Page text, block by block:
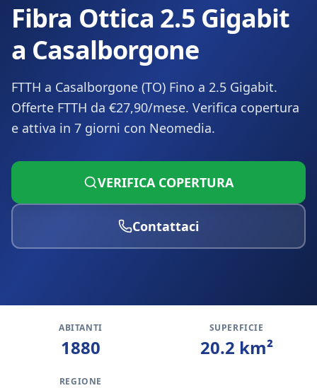
Fibra Ottica 2.5 Gigabit
a Casalborgone
FTTH a Casalborgone (TO) Fino a 2.5 Gigabit.
Offerte FTTH da €27,90/mese. Verifica copertura
e attiva in 7 giorni con Neomedia.
VERIFICA COPERTURA
Contattaci
ABITANTI
1880
SUPERFICIE
20.2 km²
REGIONE